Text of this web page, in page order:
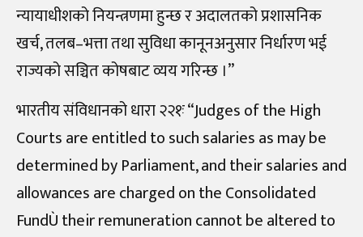
न्यायाधीशको नियन्त्रणमा हुन्छ र अदालतको प्रशासनिक
खर्च, तलब–भत्ता तथा सुविधा कानूनअनुसार निर्धारण भई
राज्यको सञ्चित कोषबाट व्यय गरिन्छ ।”
भारतीय संविधानको धारा २२१ः “Judges of the High
Courts are entitled to such salaries as may be
determined by Parliament, and their salaries and
allowances are charged on the Consolidated
FundÙ their remuneration cannot be altered to